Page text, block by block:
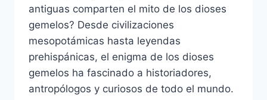
antiguas comparten el mito de los dioses
gemelos? Desde civilizaciones
mesopotámicas hasta leyendas
prehispánicas, el enigma de los dioses
gemelos ha fascinado a historiadores,
antropólogos y curiosos de todo el mundo.